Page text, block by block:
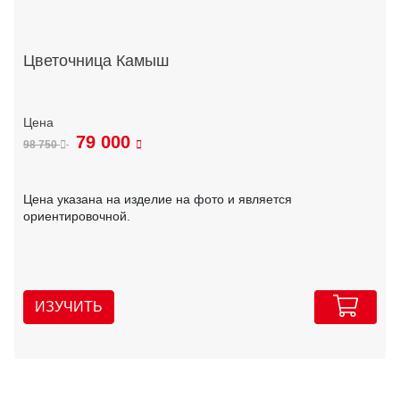
Цветочница Камыш
98 750 79 000
Цена указана на изделие на фото и является
ориентировочной.
ИЗУЧИТЬ